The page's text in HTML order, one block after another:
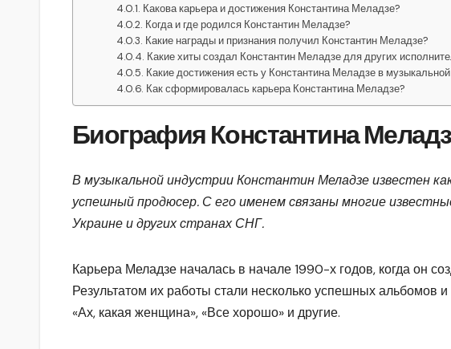
Какова карьера и достижения Константина Меладзе?
Когда и где родился Константин Меладзе?
Какие награды и признания получил Константин Меладзе?
Какие хиты создал Константин Меладзе для других
Какие достижения есть у Константина Меладзе в
Как сформировалась карьера Константина Меладзе?
Биография Константина
В музыкальной индустрии Константин Меладзе известен
успешный продюсер. С его именем связаны многие
Украине и других странах СНГ.
Карьера Меладзе началась в начале 1990-х годов, когда он
Результатом их работы стали несколько успешных альбомов
«Ах, какая женщина», «Все хорошо» и другие.